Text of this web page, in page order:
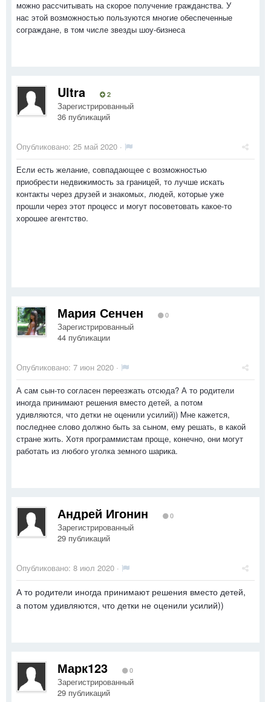
можно рассчитывать на скорое получение гражданства. У
нас этой возможностью пользуются многие обеспеченные
сограждане, в том числе звезды шоу-бизнеса
Ultra 2
Зарегистрированный
36 публикаций
Опубликовано: 25 май 2020 ·
Если есть желание, совпадающее с возможностью
приобрести недвижимость за границей, то лучше искать
контакты через друзей и знакомых, людей, которые уже
прошли через этот процесс и могут посоветовать какое-то
хорошее агентство.
Мария Сенчен 0
Зарегистрированный
44 публикации
Опубликовано: 7 июн 2020 ·
А сам сын-то согласен переезжать отсюда? А то родители
иногда принимают решения вместо детей, а потом
удивляются, что детки не оценили усилий)) Мне кажется,
последнее слово должно быть за сыном, ему решать, в какой
стране жить. Хотя программистам проще, конечно, они могут
работать из любого уголка земного шарика.
Андрей Игонин 0
Зарегистрированный
29 публикаций
Опубликовано: 8 июл 2020 ·
А то родители иногда принимают решения вместо детей,
а потом удивляются, что детки не оценили усилий))
Марк123 0
Зарегистрированный
29 публикаций